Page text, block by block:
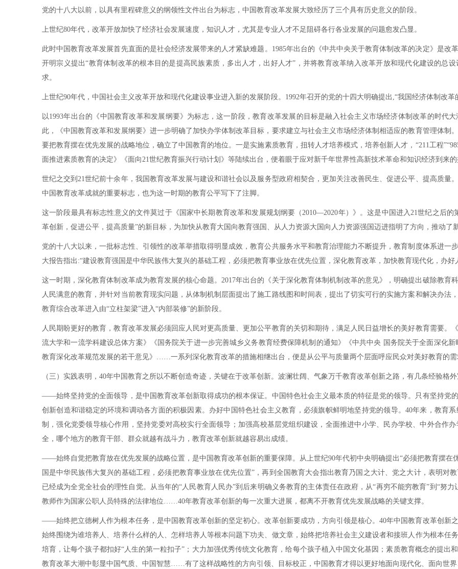
党的十八大以前，以具有里程碑意义的纲领性文件出台为标志，中国教育改革发展大致经历了三个具有历史意义的阶段。
上世纪80年代，改革开放加快了经济社会发展速度，知识人才，尤其是专业人才不足阻碍各行各业发展的问题愈发凸显。
此时中国教育改革发展首先直面的是社会经济发展带来的人才紧缺难题。1985年出台的《中共中央关于教育体制改革的决定》是改
开明宗义提出“教育体制改革的根本目的是提高民族素质，多出人才，出好人才”，并将教育改革纳入改革开放和现代化建设的总
求。
上世纪90年代，中国社会主义改革开放和现代化建设事业进入新的发展阶段。1992年召开的党的十四大明确提出,“我国经济体制改革
以1993年出台的《中国教育改革和发展纲要》为标志，这一阶段，教育改革发展的目标是融入社会主义市场经济体制改革的时代
此，《中国教育改革和发展纲要》进一步明确了加快办学体制改革目标，要求建立与社会主义市场经济体制相适应的教育管理体制
要把教育摆在优先发展的战略地位，确立了中国教育的地位。一是实施素质教育，扭转人才培养模式，培养创新人才，“211工程
面推进素质教育的决定》《面向21世纪教育振兴行动计划》等陆续出台，便着眼于应对新千年世界性高新技术革命和知识经济到来的
世纪之交到21世纪前十余年，我国教育改革发展与建设和谐社会以及服务型政府相契合，更加关注改善民生、促进公平、提高质量
中国教育改革成就的重要标志，也为这一时期的教育公平写下了注脚。
这一阶段最具有标志性意义的文件莫过于《国家中长期教育改革和发展规划纲要（2010—2020年）》。这是中国进入21世纪之后
革创新，促进公平，提高质量”的新目标，为加快从教育大国向教育强国、从人力资源大国向人力资源强国迈进指明了方向，推动了
党的十八大以来，一批标志性、引领性的改革举措取得明显成效，教育公共服务水平和教育治理能力不断提升，教育制度体系进一
大报告指出:“建设教育强国是中华民族伟大复兴的基础工程，必须把教育事业放在优先位置，深化教育改革，加快教育现代化，办好
这一时期，深化教育体制改革成为教育发展的核心命题。2017年出台的《关于深化教育体制机制改革的意见》，明确提出破除教育
人民满意的教育，并针对当前教育现实问题，从体制机制层面提出了施工路线图和时间表，提出了切实可行的实施方案和解决办法
教育综合改革进入由“立柱架梁”进入“内部装修”的新阶段。
人民期盼更好的教育，教育改革发展必须回应人民对更高质量、更加公平教育的关切和期待，满足人民日益增长的美好教育需要。
流大学和一流学科建设总体方案》《国务院关于进一步完善城乡义务教育经费保障机制的通知》《中共中央 国务院关于全面深化
教育深化改革规范发展的若干意见》……一系列深化教育改革的措施相继出台，便是从公平与质量两个层面呼应民众对美好教育的需
（三）实践表明，40年中国教育之所以不断创造奇迹，关键在于改革创新。波澜壮阔、气象万千教育改革创新之路，有几条经验格外
——始终坚持党的全面领导，是中国教育改革创新取得成功的根本保证。中国特色社会主义最本质的特征是党的领导。只有坚持党
创新创造和谐稳定的环境和调动各方面的积极因素。办好中国特色社会主义教育，必须旗帜鲜明地坚持党的领导。40年来，教育
制，强化党委领导核心作用，坚持党委对高校实行全面领导；加强高校基层党组织建设，全面推进中小学、民办学校、中外合作
全，哪个地方的教育干部、群众就越有战斗力，教育改革创新就越容易出成绩。
——始终自觉把教育放在优先发展的战略位置，是中国教育改革创新的重要保障。从上世纪90年代初中央明确提出“必须把教育摆在
国是中华民族伟大复兴的基础工程，必须把教育事业放在优先位置”，再到全国教育大会指出教育乃国之大计、党之大计，表明对
已经成为全党全社会的理性自觉。从当年的“人民教育人民办”到后来明确义务教育的主体责任在政府，从“再穷不能穷教育”到“努
教师作为国家公职人员特殊的法律地位……40年教育改革创新的每一次重大进展，都离不开教育优先发展战略的关键支撑。
——始终把立德树人作为根本任务，是中国教育改革创新的坚定初心。改革创新要成功，方向引领是核心。40年中国教育改革创新
始终围绕为谁培养人、培养什么样的人、怎样培养人等根本问题下功夫、做文章，始终把培养社会主义建设者和接班人作为根本任
培育，让每个孩子都扣好“人生的第一粒扣子”；大力加强优秀传统文化教育，给每个孩子植入中国文化基因；素质教育概念的提出
教育改革大潮中彰显中国气质、中国智慧……有了这样战略性的方向引领、目标校正，中国教育才得以更好地面向现代化、面向世界